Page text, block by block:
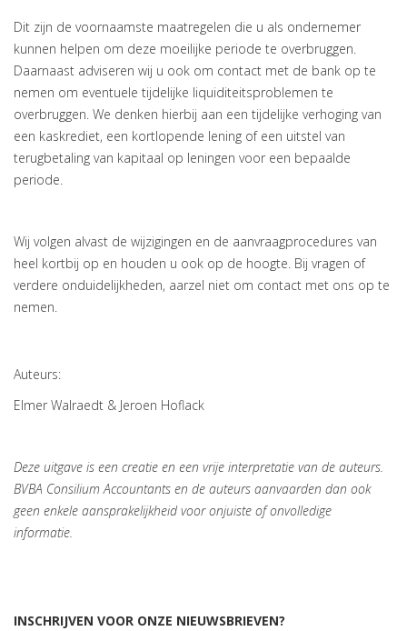
Dit zijn de voornaamste maatregelen die u als ondernemer
kunnen helpen om deze moeilijke periode te overbruggen.
Daarnaast adviseren wij u ook om contact met de bank op te
nemen om eventuele tijdelijke liquiditeitsproblemen te
overbruggen. We denken hierbij aan een tijdelijke verhoging van
een kaskrediet, een kortlopende lening of een uitstel van
terugbetaling van kapitaal op leningen voor een bepaalde
periode.
Wij volgen alvast de wijzigingen en de aanvraagprocedures van
heel kortbij op en houden u ook op de hoogte. Bij vragen of
verdere onduidelijkheden, aarzel niet om contact met ons op te
nemen.
Auteurs:
Elmer Walraedt & Jeroen Hoflack
Deze uitgave is een creatie en een vrije interpretatie van de auteurs.
BVBA Consilium Accountants en de auteurs aanvaarden dan ook
geen enkele aansprakelijkheid voor onjuiste of onvolledige
informatie.
INSCHRIJVEN VOOR ONZE NIEUWSBRIEVEN?